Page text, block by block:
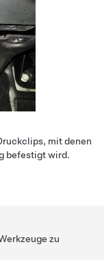
mit denen
befestigt wird.
zu